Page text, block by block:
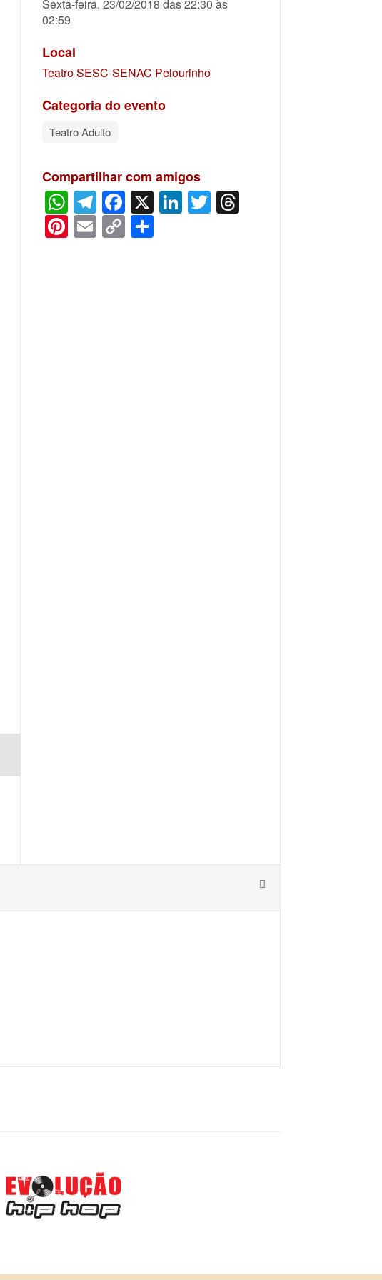
Sexta-feira, 23/02/2018 das 22:30 às
02:59
Local
Teatro SESC-SENAC Pelourinho
Categoria do evento
Teatro Adulto
Compartilhar com amigos
WhatsApp
Telegram
Facebook
X LinkedIn
Twitter
Pinterest
Email
Copy
Link